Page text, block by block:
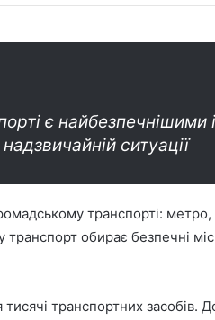
є
ситуації
транспорті:
транспорт обирає безпечні
транспортних засобів.